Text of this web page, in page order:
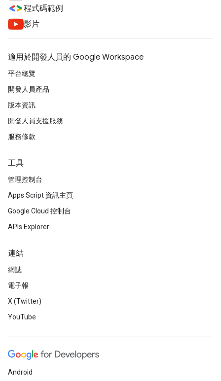
程式碼範例
影片
適用於開發人員的 Google Workspace
平台總覽
開發人員產品
版本資訊
開發人員支援服務
服務條款
工具
管理控制台
Apps Script 資訊主頁
Google Cloud 控制台
APIs Explorer
連結
網誌
電子報
X (Twitter)
YouTube
Android